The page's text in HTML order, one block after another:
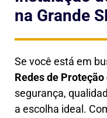
na Grande
Se você está em
Redes de Proteção
segurança,
a escolha ideal.